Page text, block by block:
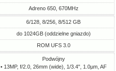
Adreno 650, 670MHz
6/128, 8/256, 8/512 GB
do 1024GB (oddzielne gniazdo)
ROM UFS 3.0
Podwójny
• 13MP, f/2.0, 26mm (wide), 1/3.4", 1.0µm, AF